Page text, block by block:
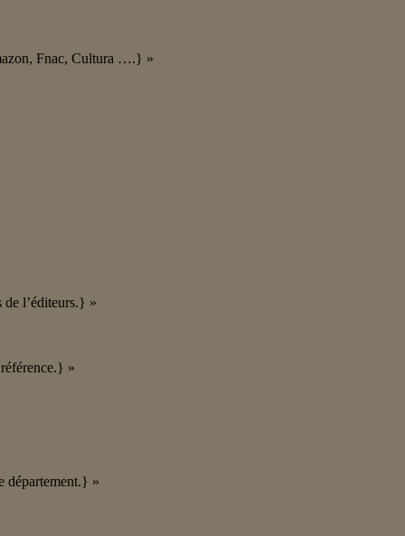
Fnac, Cultura ….} »
de l’éditeurs.} »
»
département.} »